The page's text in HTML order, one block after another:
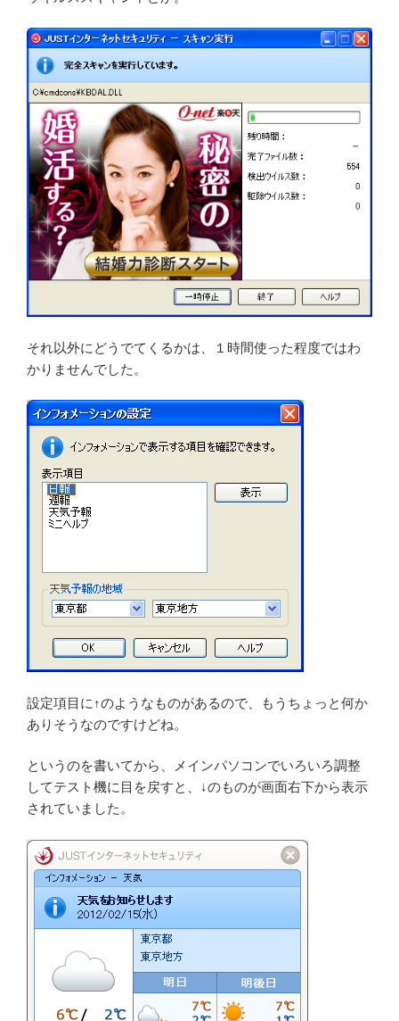
それ以外にどうでてくるかは、１時間使った程度ではわ
かりませんでした。
設定項目に↑のようなものがあるので、もうちょっと何か
ありそうなのですけどね。
というのを書いてから、メインパソコンでいろいろ調整
してテスト機に目を戻すと、↓のものが画面右下から表示
されていました。